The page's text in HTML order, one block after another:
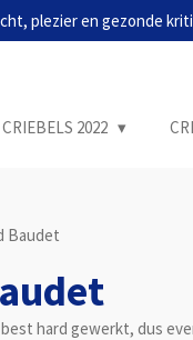
plezier en gezonde
CRIEBELS 2022
Baudet
hard gewerkt, dus